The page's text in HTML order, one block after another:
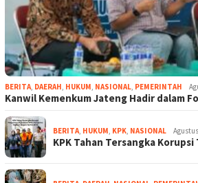
BERITA DAERAH HUKUM NASIONAL PEMERINTAH
Kanwil Kemenkum Jateng Hadir dalam
BERITA HUKUM KPK NASIONAL
KPK Tahan Tersangka